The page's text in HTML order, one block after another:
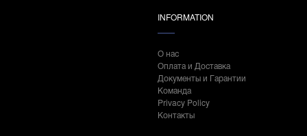
INFORMATION
О нас
Оплата и Доставка
Документы и Гарантии
Команда
Privacy Policy
Контакты